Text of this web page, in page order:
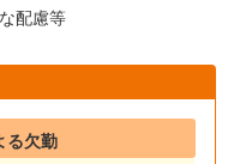
配慮等
る欠勤